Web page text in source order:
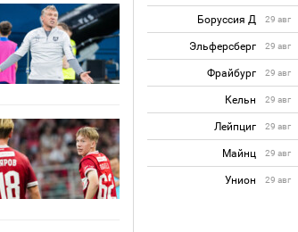
Боруссия Д 29 авг
Эльферсберг 29 авг
Фрайбург 29 авг
Кельн 29 авг
Лейпциг 29 авг
Майнц 29 авг
Унион 29 авг